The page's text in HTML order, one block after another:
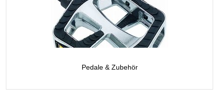
Pedale & Zubehör